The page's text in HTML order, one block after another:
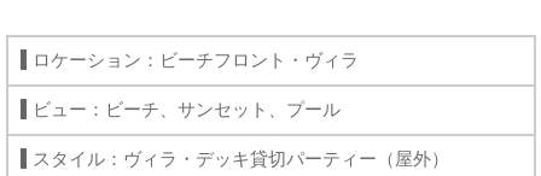
ロケーション：ビーチフロント・ヴィラ
ビュー：ビーチ、サンセット、プール
スタイル：ヴィラ・デッキ貸切パーティー（屋外）